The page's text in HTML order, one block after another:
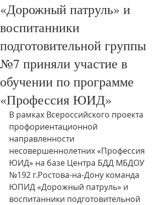
«Дорожный патруль» и
воспитанники
подготовительной группы
№7 приняли участие в
обучении по программе
«Профессия ЮИД»
В рамках Всероссийского проекта
профориентационной
направленности
несовершеннолетних «Профессия
ЮИД» на базе Центра БДД МБДОУ
№192 г.Ростова-на-Дону команда
ЮПИД «Дорожный патруль» и
воспитанники подготовительной